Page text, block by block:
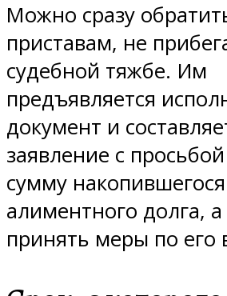
Можно сразу
приставам, не
судебной тяжбе. Им
предъявляется
документ и
заявление с
сумму накопившегося
алиментного долга,
принять меры по его